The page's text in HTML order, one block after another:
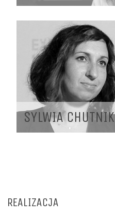
SYLWIA CHUTNIK
REALIZACJA